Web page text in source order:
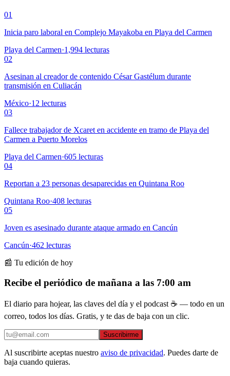
01
Inicia paro laboral en Complejo Mayakoba en Playa del Carmen
Playa del Carmen·1,994 lecturas
02
Asesinan al creador de contenido César Gastélum durante
transmisión en Culiacán
México·12 lecturas
03
Fallece trabajador de Xcaret en accidente en tramo de Playa del
Carmen a Puerto Morelos
Playa del Carmen·605 lecturas
04
Reportan a 23 personas desaparecidas en Quintana Roo
Quintana Roo·408 lecturas
05
Joven es asesinado durante ataque armado en Cancún
Cancún·462 lecturas
📰 Tu edición de hoy
Recibe el periódico de mañana a las 7:00 am
El diario para hojear, las claves del día y el podcast ☕ — todo en un
correo, todos los días. Gratis, y te das de baja con un clic.
Suscribirme
Al suscribirte aceptas nuestro aviso de privacidad. Puedes darte de
baja cuando quieras.